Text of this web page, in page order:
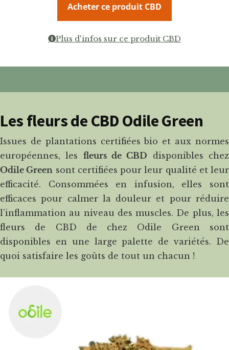
Acheter ce produit CBD
Plus d'infos sur ce produit CBD
Les fleurs de CBD Odile Green
Issues de plantations certifiées bio et aux normes
européennes, les fleurs de CBD disponibles chez
Odile Green sont certifiées pour leur qualité et leur
efficacité. Consommées en infusion, elles sont
efficaces pour calmer la douleur et pour réduire
l’inflammation au niveau des muscles. De plus, les
fleurs de CBD de chez Odile Green sont
disponibles en une large palette de variétés. De
quoi satisfaire les goûts de tout un chacun !